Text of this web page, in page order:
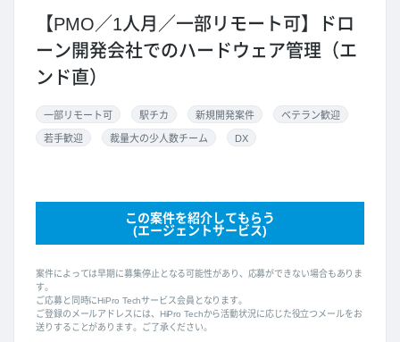
【PMO／1人月／一部リモート可】ドロ
ーン開発会社でのハードウェア管理（エ
ンド直）
一部リモート可 駅チカ 新規開発案件 ベテラン歓迎
若手歓迎 裁量大の少人数チーム DX
この案件を紹介してもらう
(エージェントサービス)
案件によっては早期に募集停止となる可能性があり、応募ができない場合もありま
す。
ご応募と同時にHiPro Techサービス会員となります。
ご登録のメールアドレスには、HiPro Techから活動状況に応じた役立つメールをお
送りすることがあります。ご了承ください。